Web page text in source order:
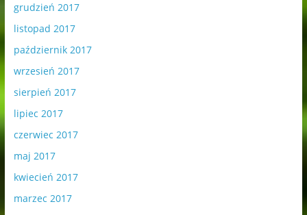
grudzień 2017
listopad 2017
październik 2017
wrzesień 2017
sierpień 2017
lipiec 2017
czerwiec 2017
maj 2017
kwiecień 2017
marzec 2017